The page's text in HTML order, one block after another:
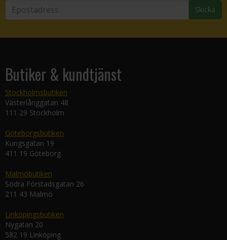
Skicka
Butiker & kundtjänst
Stockholmsbutiken
Västerlånggatan 48
111 29 Stockholm
Göteborgsbutiken
Kungsgatan 19
411 19 Göteborg
Malmöbutiken
Södra Förstadsgatan 26
211 43 Malmö
Linköpingsbutiken
Nygatan 20
582 19 Linköping